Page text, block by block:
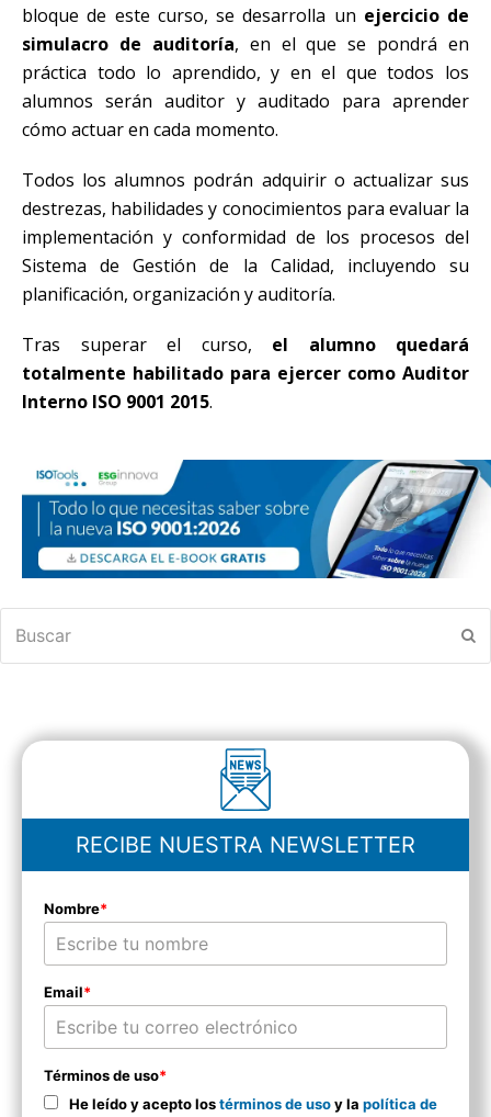
bloque de este curso, se desarrolla un ejercicio de
simulacro de auditoría, en el que se pondrá en
práctica todo lo aprendido, y en el que todos los
alumnos serán auditor y auditado para aprender
cómo actuar en cada momento.
Todos los alumnos podrán adquirir o actualizar sus
destrezas, habilidades y conocimientos para evaluar la
implementación y conformidad de los procesos del
Sistema de Gestión de la Calidad, incluyendo su
planificación, organización y auditoría.
Tras superar el curso, el alumno quedará
totalmente habilitado para ejercer como Auditor
Interno ISO 9001 2015.
RECIBE NUESTRA NEWSLETTER
Nombre*
Email*
Términos de uso*
He leído y acepto lostérminos de usoy la política de